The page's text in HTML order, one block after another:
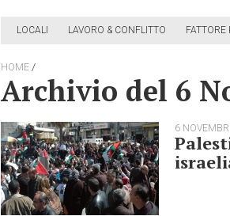
LOCALI LAVORO & CONFLITTO FATTORE
HOME /
Archivio del 6
6